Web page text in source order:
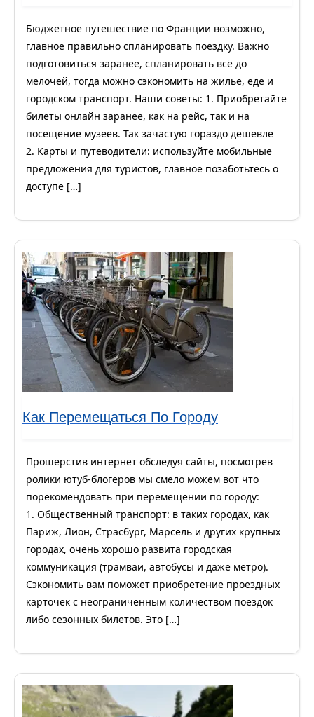
Бюджетное путешествие по Франции возможно,
главное правильно спланировать поездку. Важно
подготовиться заранее, спланировать всё до
мелочей, тогда можно сэкономить на жилье, еде и
городском транспорт. Наши советы: 1. Приобретайте
билеты онлайн заранее, как на рейс, так и на
посещение музеев. Так зачастую гораздо дешевле
2. Карты и путеводители: используйте мобильные
предложения для туристов, главное позаботьтесь о
доступе […]
Как Перемещаться По Городу
Прошерстив интернет обследуя сайты, посмотрев
ролики ютуб-блогеров мы смело можем вот что
порекомендовать при перемещении по городу:
1. Общественный транспорт: в таких городах, как
Париж, Лион, Страсбург, Марсель и других крупных
городах, очень хорошо развита городская
коммуникация (трамваи, автобусы и даже метро).
Сэкономить вам поможет приобретение проездных
карточек с неограниченным количеством поездок
либо сезонных билетов. Это […]